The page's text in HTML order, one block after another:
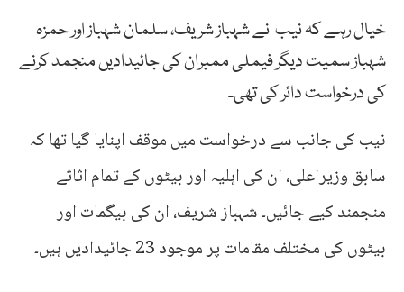
خیال رہے کہ نیب نے شہباز شریف، سلمان شہباز اور حمزہ
شہباز سمیت دیگر فیملی ممبران کی جائیدادیں منجمد کرنے
کی درخواست دائر کی تھی۔
نیب کی جانب سے درخواست میں موقف اپنایا گیا تھا کہ
سابق وزیراعلی، ان کی اہلیہ اور بیٹوں کے تمام اثاثے
منجمند کیے جائیں۔ شہباز شریف، ان کی بیگمات اور
بیٹوں کی مختلف مقامات پر موجود 23 جائیدادیں ہیں۔